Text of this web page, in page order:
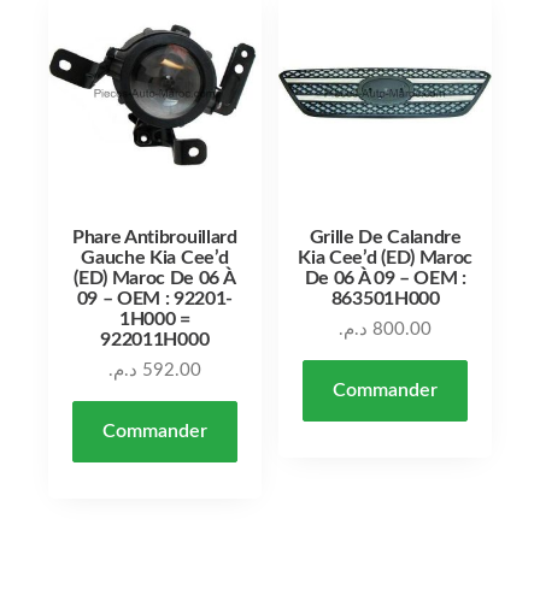
Phare Antibrouillard
Gauche Kia Cee’d
(ED) Maroc De 06 À
09 – OEM : 92201-
1H000 =
922011H000
592.00 د.م.
Commander
Grille De Calandre
Kia Cee’d (ED) Maroc
De 06 À 09 – OEM :
863501H000
800.00 د.م.
Commander